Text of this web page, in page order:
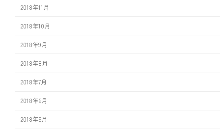
2018年11月
2018年10月
2018年9月
2018年8月
2018年7月
2018年6月
2018年5月